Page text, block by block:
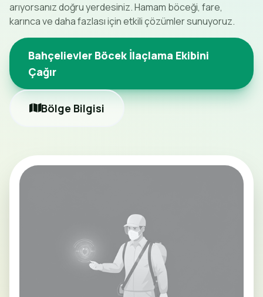
arıyorsanız doğru yerdesiniz. Hamam böceği, fare,
karınca ve daha fazlası için etkili çözümler sunuyoruz.
Bahçelievler Böcek İlaçlama Ekibini
Çağır
Bölge Bilgisi